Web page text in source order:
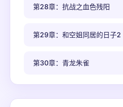
第28章：抗战之血色残阳
第29章：和空姐同居的日子2
第30章：青龙朱雀